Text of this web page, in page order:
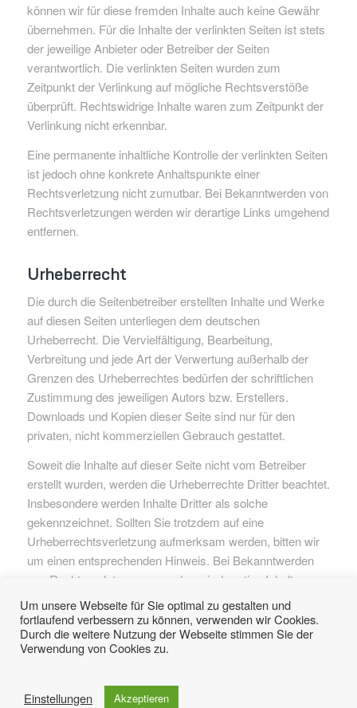
können wir für diese fremden Inhalte auch keine Gewähr
übernehmen. Für die Inhalte der verlinkten Seiten ist stets
der jeweilige Anbieter oder Betreiber der Seiten
verantwortlich. Die verlinkten Seiten wurden zum
Zeitpunkt der Verlinkung auf mögliche Rechtsverstöße
überprüft. Rechtswidrige Inhalte waren zum Zeitpunkt der
Verlinkung nicht erkennbar.
Eine permanente inhaltliche Kontrolle der verlinkten Seiten
ist jedoch ohne konkrete Anhaltspunkte einer
Rechtsverletzung nicht zumutbar. Bei Bekanntwerden von
Rechtsverletzungen werden wir derartige Links umgehend
entfernen.
Urheberrecht
Die durch die Seitenbetreiber erstellten Inhalte und Werke
auf diesen Seiten unterliegen dem deutschen
Urheberrecht. Die Vervielfältigung, Bearbeitung,
Verbreitung und jede Art der Verwertung außerhalb der
Grenzen des Urheberrechtes bedürfen der schriftlichen
Zustimmung des jeweiligen Autors bzw. Erstellers.
Downloads und Kopien dieser Seite sind nur für den
privaten, nicht kommerziellen Gebrauch gestattet.
Soweit die Inhalte auf dieser Seite nicht vom Betreiber
erstellt wurden, werden die Urheberrechte Dritter beachtet.
Insbesondere werden Inhalte Dritter als solche
gekennzeichnet. Sollten Sie trotzdem auf eine
Urheberrechtsverletzung aufmerksam werden, bitten wir
um einen entsprechenden Hinweis. Bei Bekanntwerden
von Rechtsverletzungen werden wir derartige Inhalte
umgehend entfernen.
© Copyright -Homepage Freiwillige Feuerwehr Reischach
Diese Seite verwendet Cookies. Mit der Weiternutzung der Seite,
stimmst du die Verwendung von Cookies zu.
Verberge nur die Benachrichtigung
Um unsere Webseite für Sie optimal zu gestalten und
fortlaufend verbessern zu können, verwenden wir Cookies.
Durch die weitere Nutzung der Webseite stimmen Sie der
Verwendung von Cookies zu.
Einstellungen Akzeptieren